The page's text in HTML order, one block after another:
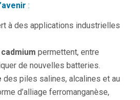
:
à des applications industrielles
permettent, entre
de nouvelles batteries.
des piles salines, alcalines et au
d’alliage ferromanganèse,